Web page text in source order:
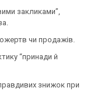
закликами”,
чи продажів.
“принади й
знижок при